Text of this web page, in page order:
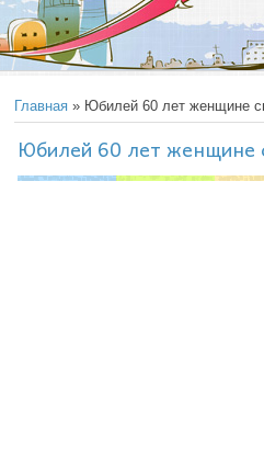
Главная » Юбилей 60 лет женщине
Юбилей 60 лет женщине